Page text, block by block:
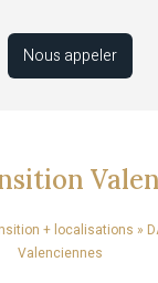
Nous appeler
+ localisations »
Valenciennes